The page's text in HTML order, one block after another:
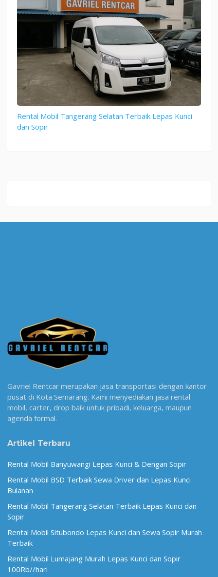
Rental Mobil Tangerang Selatan Terbaik Lepas Kunci
dan Sopir
Gavriel Rentcar merupakan jasa transportasi dengan kantor
pusat di Kota Semarang. Kami menyediakan jasa rental
mobil, carter, drop baik untuk pribadi, keluarga, maupun
agenda formal.
Artikel Terbaru
Rental Mobil Banyuwangi Lepas Kunci & Dengan Sopir
Rental Mobil BSD Terbaik Sewa Driver dan Lepas Kunci
Bulanan
Rental Mobil Tangerang Selatan Terbaik Lepas Kunci dan
Sopir
Rental Mobil Situbondo Lepas Kunci dan Sewa Sopir Murah
Terbaik
Rental Mobil Lumajang Murah Lepas Kunci dan Sopir
100Rb//hari